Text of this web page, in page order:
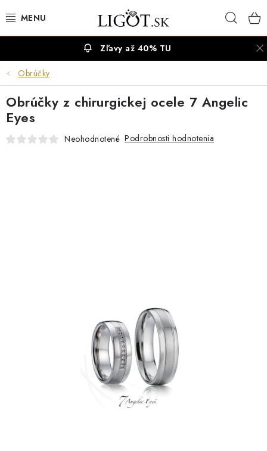
na
NÁUŠNICE
NÁHRDELNÍKY
NÁRAMKY
Vrátenie, výmena, reklamácia
Ochrana súkromia
Zľavy až 40% TU
Obrúčky
Obrúčky z chirurgickej ocele 7 Angelic
Eyes
Neohodnotené Podrobnosti hodnotenia